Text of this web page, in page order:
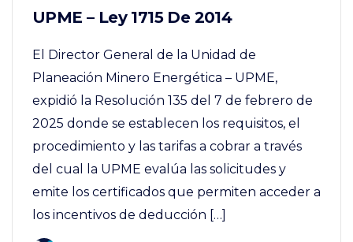
UPME – Ley 1715 De 2014
El Director General de la Unidad de
Planeación Minero Energética – UPME,
expidió la Resolución 135 del 7 de febrero de
2025 donde se establecen los requisitos, el
procedimiento y las tarifas a cobrar a través
del cual la UPME evalúa las solicitudes y
emite los certificados que permiten acceder a
los incentivos de deducción […]